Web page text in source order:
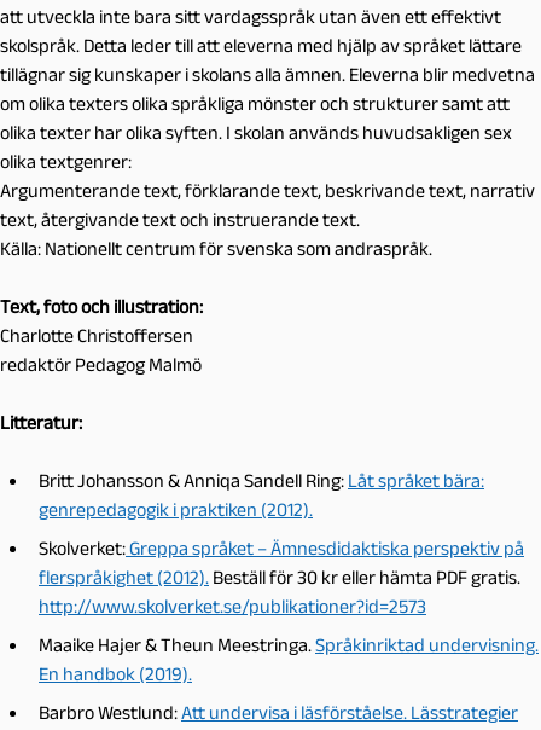
att utveckla inte bara sitt vardagsspråk utan även ett effektivt
skolspråk. Detta leder till att eleverna med hjälp av språket lättare
tillägnar sig kunskaper i skolans alla ämnen. Eleverna blir medvetna
om olika texters olika språkliga mönster och strukturer samt att
olika texter har olika syften. I skolan används huvudsakligen sex
olika textgenrer:
Argumenterande text, förklarande text, beskrivande text, narrativ
text, återgivande text och instruerande text.
Källa: Nationellt centrum för svenska som andraspråk.
Text, foto och illustration:
Charlotte Christoffersen
redaktör Pedagog Malmö
Litteratur:
Britt Johansson & Anniqa Sandell Ring: Låt språket bära:
genrepedagogik i praktiken (2012).
Skolverket:Greppa språket – Ämnesdidaktiska perspektiv på
flerspråkighet (2012). Beställ för 30 kr eller hämta PDF gratis.
http://www.skolverket.se/publikationer?id=2573
Maaike Hajer & Theun Meestringa. Språkinriktad undervisning.
En handbok (2019).
Barbro Westlund:Att undervisa i läsförståelse. Lässtrategier